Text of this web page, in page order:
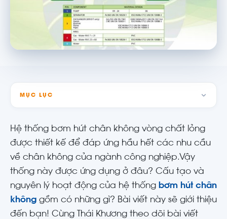
MỤC LỤC
Hệ thống bơm hút chân không vòng chất lỏng
được thiết kế để đáp ứng hầu hết các nhu cầu
về chân không của ngành công nghiệp.Vậy
thống này được ứng dụng ở đâu? Cấu tạo và
nguyên lý hoạt động của hệ thống bơm hút chân
không gồm có những gì? Bài viết này sẽ giới thiệu
đến bạn! Cùng Thái Khương theo dõi bài viết